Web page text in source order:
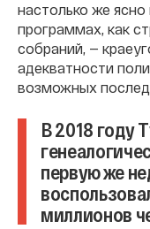
настолько же
программах, как
собраний, —
адекватности
возможных
В 2018 году
первую же
миллионов